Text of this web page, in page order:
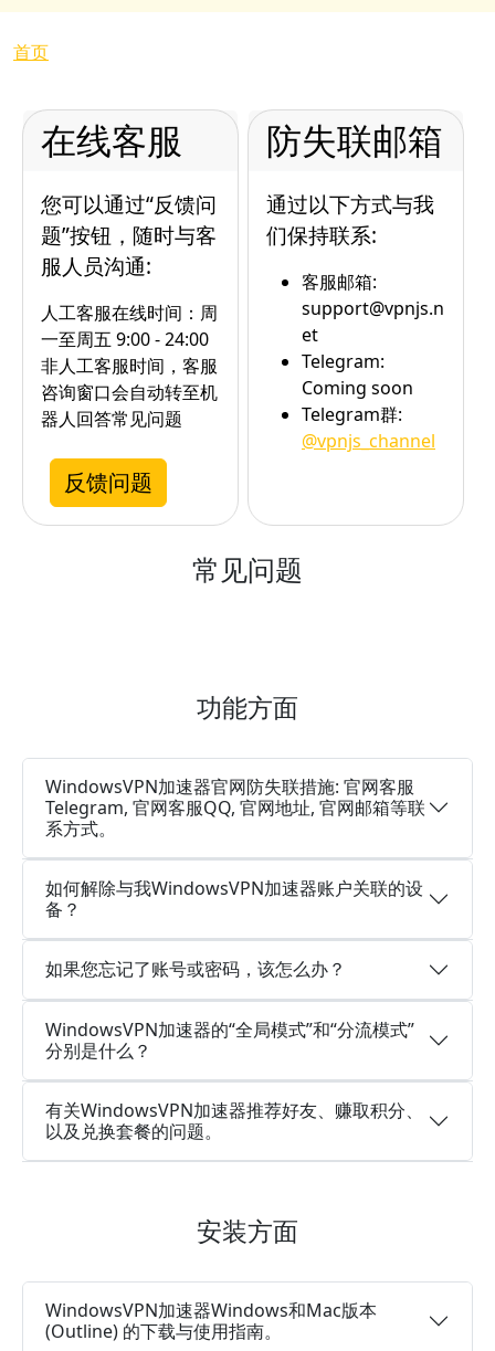
面包屑
首页
在线客服
您可以通过“反馈问
题”按钮，随时与客
服人员沟通:
人工客服在线时间：周
一至周五 9:00 - 24:00
非人工客服时间，客服
咨询窗口会自动转至机
器人回答常见问题
反馈问题
防失联邮箱
通过以下方式与我
们保持联系:
客服邮箱:
support@vpnjs.n
et
Telegram:
Coming soon
Telegram群:
@vpnjs_channel
常见问题
功能方面
WindowsVPN加速器官网防失联措施: 官网客服
Telegram, 官网客服QQ, 官网地址, 官网邮箱等联
系方式。
如何解除与我WindowsVPN加速器账户关联的设
备？
如果您忘记了账号或密码，该怎么办？
WindowsVPN加速器的“全局模式”和“分流模式”
分别是什么？
有关WindowsVPN加速器推荐好友、赚取积分、
以及兑换套餐的问题。
安装方面
WindowsVPN加速器Windows和Mac版本
(Outline) 的下载与使用指南。